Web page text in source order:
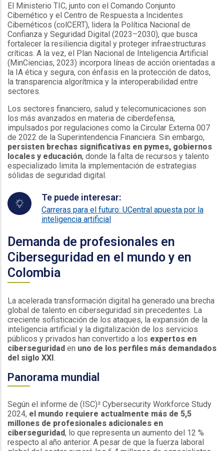
El Ministerio TIC, junto con el Comando Conjunto
Cibernético y el Centro de Respuesta a Incidentes
Cibernéticos (colCERT), lidera la Política Nacional de
Confianza y Seguridad Digital (2023–2030), que busca
fortalecer la resiliencia digital y proteger infraestructuras
críticas. A la vez, el Plan Nacional de Inteligencia Artificial
(MinCiencias, 2023) incorpora líneas de acción orientadas a
la IA ética y segura, con énfasis en la protección de datos,
la transparencia algorítmica y la interoperabilidad entre
sectores.
Los sectores financiero, salud y telecomunicaciones son
los más avanzados en materia de ciberdefensa,
impulsados por regulaciones como la Circular Externa 007
de 2022 de la Superintendencia Financiera. Sin embargo,
persisten brechas significativas en pymes, gobiernos
locales y educación, donde la falta de recursos y talento
especializado limita la implementación de estrategias
sólidas de seguridad digital.
Te puede interesar:
Carreras para el futuro: UCentral apuesta por la
inteligencia artificial
Demanda de profesionales en
Ciberseguridad en el mundo y en
Colombia
La acelerada transformación digital ha generado una brecha
global de talento en ciberseguridad sin precedentes. La
creciente sofisticación de los ataques, la expansión de la
inteligencia artificial y la digitalización de los servicios
públicos y privados han convertido a los expertos en
ciberseguridad en uno de los perfiles más demandados
del siglo XXI.
Panorama mundial
Según el informe de (ISC)² Cybersecurity Workforce Study
2024, el mundo requiere actualmente más de 5,5
millones de profesionales adicionales en
ciberseguridad, lo que representa un aumento del 12 %
respecto al año anterior. A pesar de que la fuerza laboral